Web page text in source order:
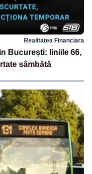
Realitatea Financiara
București: liniile 66,
sâmbătă